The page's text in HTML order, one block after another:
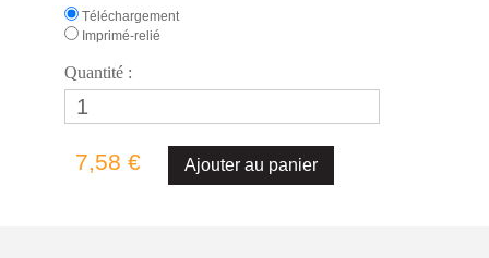
Artiste
- Les œuvres en catalogue de
Sophie GOURY
Édition
réservés
- Cotage : HM 000113
Téléchargement
Imprimé-relié
Quantité :
7,58 €